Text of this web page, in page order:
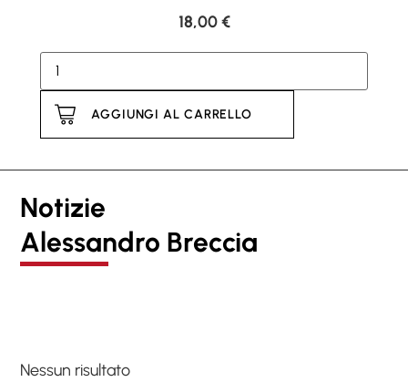
18,00€
AGGIUNGI AL CARRELLO
Notizie
Alessandro Breccia
Nessun risultato